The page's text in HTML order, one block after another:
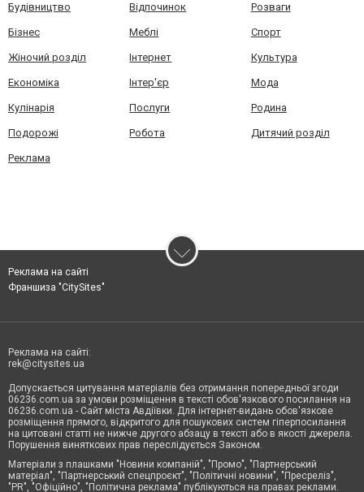
Будівництво Відпочинок Розваги
Бізнес Меблі Спорт
Жіночий розділ Інтернет Культура
Економіка Інтер'єр Мода
Кулінарія Послуги Родина
Подорожі Робота Дитячий розділ
Реклама
Реклама на сайті
Франшиза "CitySites"
Реклама на сайті:
rek@citysites.ua
Допускається цитування матеріалів без отримання попередньої згоди
06236.com.ua за умови розміщення в тексті обов'язкового посилання на
06236.com.ua - Сайт міста Авдіївки. Для інтернет-видань обов'язкове
розміщення прямого, відкритого для пошукових систем гіперпосилання
на цитовані статті не нижче другого абзацу в тексті або в якості джерела.
Порушення виняткових прав переслідується Законом.
Матеріали з плашками "Новини компаній", "Промо", "Партнерський
матеріал", "Партнерський спецпроєкт", "Політичні новини", "Пресреліз",
"PR", "Офіційно", "Політична реклама" публікуються на правах реклами.